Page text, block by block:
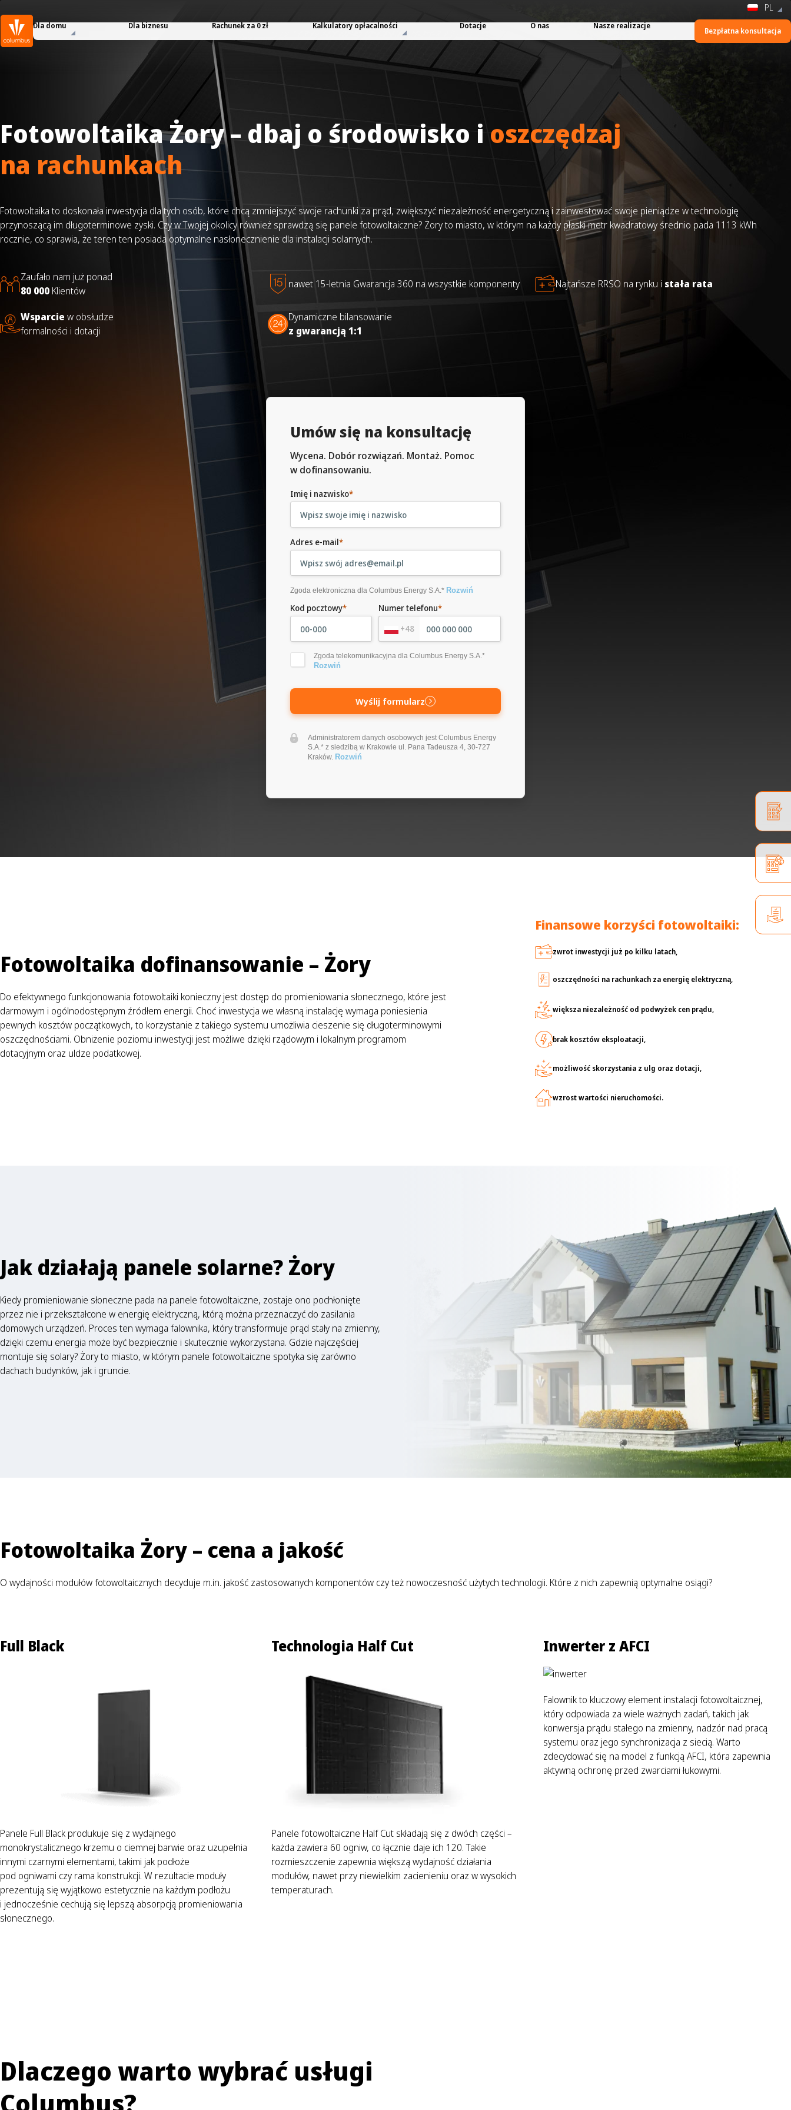
PL
Dla domu Dla biznesu Rachunek za 0 zł Kalkulatory opłacalności Dotacje O nas Nasze realizacje
Bezpłatna konsultacja
Fotowoltaika Żory – dbaj o środowisko i oszczędzaj
na rachunkach
Fotowoltaika to doskonała inwestycja dla tych osób, które chcą zmniejszyć swoje rachunki za prąd, zwiększyć niezależność energetyczną i zainwestować swoje pieniądze w technologię
przynoszącą im długoterminowe zyski. Czy w Twojej okolicy również sprawdzą się panele fotowoltaiczne? Żory to miasto, w którym na każdy płaski metr kwadratowy średnio pada 1113 kWh
rocznie, co sprawia, że teren ten posiada optymalne nasłonecznienie dla instalacji solarnych.
Zaufało nam już ponad
80 000 Klientów
nawet 15-letnia Gwarancja 360 na wszystkie komponenty Najtańsze RRSO na rynku i stała rata
Wsparcie w obsłudze
formalności i dotacji
Dynamiczne bilansowanie
z gwarancją 1:1
Umów się na konsultację
Wycena. Dobór rozwiązań. Montaż. Pomoc
w dofinansowaniu.
Imię i nazwisko*
Adres e-mail*
Zgoda elektroniczna dla Columbus Energy S.A.* Rozwiń
Kod pocztowy* Numer telefonu*
+48
Zgoda telekomunikacyjna dla Columbus Energy S.A.*
Rozwiń
Wyślij formularz
Administratorem danych osobowych jest Columbus Energy
S.A.* z siedzibą w Krakowie ul. Pana Tadeusza 4, 30-727
Kraków. Rozwiń
Fotowoltaika dofinansowanie – Żory
Do efektywnego funkcjonowania fotowoltaiki konieczny jest dostęp do promieniowania słonecznego, które jest
darmowym i ogólnodostępnym źródłem energii. Choć inwestycja we własną instalację wymaga poniesienia
pewnych kosztów początkowych, to korzystanie z takiego systemu umożliwia cieszenie się długoterminowymi
oszczędnościami. Obniżenie poziomu inwestycji jest możliwe dzięki rządowym i lokalnym programom
dotacyjnym oraz uldze podatkowej.
Finansowe korzyści fotowoltaiki:
zwrot inwestycji już po kilku latach,
oszczędności na rachunkach za energię elektryczną,
większa niezależność od podwyżek cen prądu,
brak kosztów eksploatacji,
możliwość skorzystania z ulg oraz dotacji,
wzrost wartości nieruchomości.
Jak działają panele solarne? Żory
Kiedy promieniowanie słoneczne pada na panele fotowoltaiczne, zostaje ono pochłonięte
przez nie i przekształcone w energię elektryczną, którą można przeznaczyć do zasilania
domowych urządzeń. Proces ten wymaga falownika, który transformuje prąd stały na zmienny,
dzięki czemu energia może być bezpiecznie i skutecznie wykorzystana. Gdzie najczęściej
montuje się solary? Żory to miasto, w którym panele fotowoltaiczne spotyka się zarówno
dachach budynków, jak i gruncie.
Fotowoltaika Żory – cena a jakość
O wydajności modułów fotowoltaicznych decyduje m.in. jakość zastosowanych komponentów czy też nowoczesność użytych technologii. Które z nich zapewnią optymalne osiągi?
Full Black
Panele Full Black produkuje się z wydajnego
monokrystalicznego krzemu o ciemnej barwie oraz uzupełnia
innymi czarnymi elementami, takimi jak podłoże
pod ogniwami czy rama konstrukcji. W rezultacie moduły
prezentują się wyjątkowo estetycznie na każdym podłożu
i jednocześnie cechują się lepszą absorpcją promieniowania
słonecznego.
Technologia Half Cut
Panele fotowoltaiczne Half Cut składają się z dwóch części –
każda zawiera 60 ogniw, co łącznie daje ich 120. Takie
rozmieszczenie zapewnia większą wydajność działania
modułów, nawet przy niewielkim zacienieniu oraz w wysokich
temperaturach.
Inwerter z AFCI
Falownik to kluczowy element instalacji fotowoltaicznej,
który odpowiada za wiele ważnych zadań, takich jak
konwersja prądu stałego na zmienny, nadzór nad pracą
systemu oraz jego synchronizacja z siecią. Warto
zdecydować się na model z funkcją AFCI, która zapewnia
aktywną ochronę przed zwarciami łukowymi.
Dlaczego warto wybrać usługi